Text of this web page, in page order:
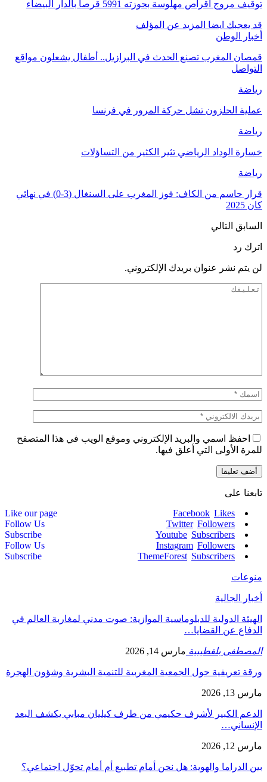
توقيف مروج أقراص مهلوسة بحوزته 5991 قرصاً بالدار البيضاء
قد يعجبك ايضا المزيد عن المؤلف
أخبار الوطن
قمصان المغرب تصنع الحدث في البرازيل.. أطفال يشعلون مواقع
التواصل
رياضة
عملية الحلزون تشل حركة المرور في فرنسا
رياضة
خسارة الوداد الرياضي تثير الكثير من التساؤلات
رياضة
قرار حاسم من الكاف: فوز المغرب على السنغال (3-0) في نهائي
كان 2025
السابق التالي
اترك رد
لن يتم نشر عنوان بريدك الإلكتروني.
احفظ اسمي والبريد الإلكتروني وموقع الويب في هذا المتصفح
للمرة الأولى التي أعلق فيها.
تابعنا على
Facebook Likes
Like our page
Twitter Followers
Follow Us
Youtube Subscribers
Subscribe
Instagram Followers
Follow Us
ThemeForest Subscribers
Subscribe
منوعات
أخبار الجالية
الهيئة الدولية للدبلوماسية الموازية: صوت مدني لمغاربة العالم في
الدفاع عن القضايا…
المصطفى بلقطيبية مارس 14, 2026
ورقة تعريفية حول الجمعية المغربية للتنمية البشرية وشؤون الهجرة
مارس 13, 2026
الدعم الكبير لأشرف حكيمي من طرف كيليان مبابي يكشف البعد
الإنساني…
مارس 12, 2026
بين الدراما والهوية: هل نحن أمام تطبيع أم أمام تحوّل اجتماعي؟